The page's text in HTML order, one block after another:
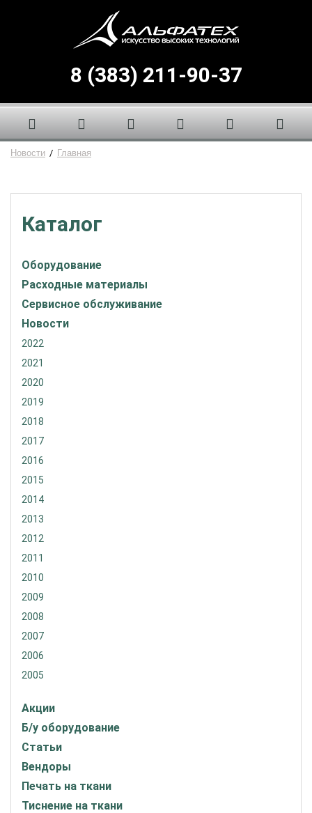
8 (383) 211-90-37
Новости / Главная
Каталог
Оборудование
Расходные материалы
Сервисное обслуживание
Новости
2022
2021
2020
2019
2018
2017
2016
2015
2014
2013
2012
2011
2010
2009
2008
2007
2006
2005
Акции
Б/у оборудование
Статьи
Вендоры
Печать на ткани
Тиснение на ткани